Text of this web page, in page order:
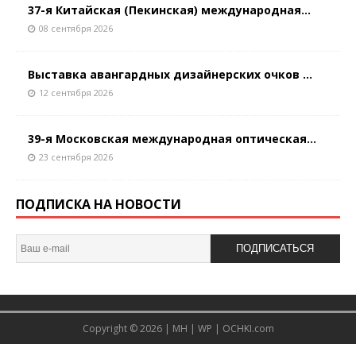
37-я Китайская (Пекинская) международная...
08 сентября 2026
Выставка авангардных дизайнерских очков ...
12 сентября 2026
39-я Московская международная оптическая...
23 сентября 2026
ПОДПИСКА НА НОВОСТИ
ПОДПИСАТЬСЯ
Copyright © 2026 | MH | WP | OCHKI.com